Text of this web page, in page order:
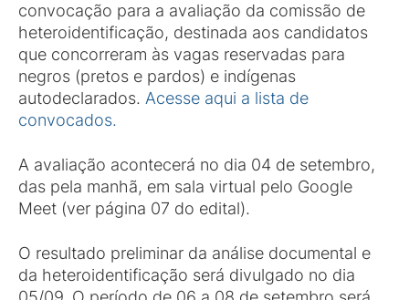
convocação para a avaliação da comissão de
heteroidentificação, destinada aos candidatos
que concorreram às vagas reservadas para
negros (pretos e pardos) e indígenas
autodeclarados. Acesse aqui a lista de
convocados.
A avaliação acontecerá no dia 04 de setembro,
das pela manhã, em sala virtual pelo Google
Meet (ver página 07 do edital).
O resultado preliminar da análise documental e
da heteroidentificação será divulgado no dia